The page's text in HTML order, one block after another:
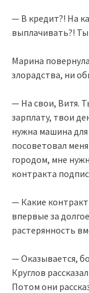
— В кредит?! На
выплачивать?!
Марина
злорадства, ни
— На свои, Витя.
зарплату, твои
нужна машина
посоветовал
городом, мне
контракта
— Какие
впервые за
растерянность
— Оказывается,
Круглов
Потом они